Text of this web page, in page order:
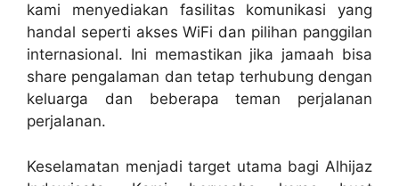
kami menyediakan fasilitas komunikasi yang
handal seperti akses WiFi dan pilihan panggilan
internasional. Ini memastikan jika jamaah bisa
share pengalaman dan tetap terhubung dengan
keluarga dan beberapa teman perjalanan
perjalanan.
Keselamatan menjadi target utama bagi Alhijaz